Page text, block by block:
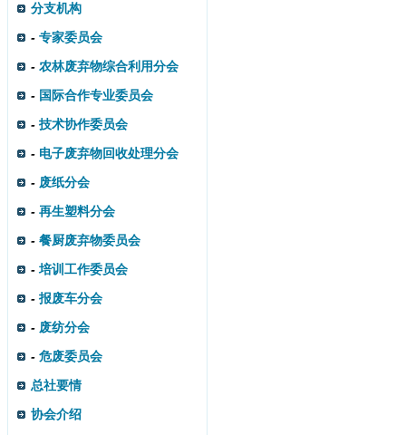
分支机构
- 专家委员会
- 农林废弃物综合利用分会
- 国际合作专业委员会
- 技术协作委员会
- 电子废弃物回收处理分会
- 废纸分会
- 再生塑料分会
- 餐厨废弃物委员会
-培训工作委员会
- 报废车分会
- 废纺分会
- 危废委员会
总社要情
协会介绍